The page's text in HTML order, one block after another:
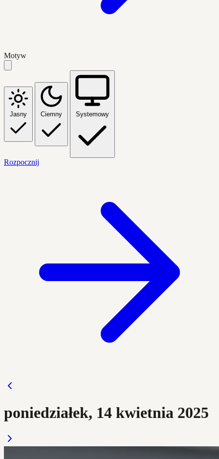
Motyw
Jasny Ciemny Systemowy
Rozpocznij
poniedziałek, 14 kwietnia 2025